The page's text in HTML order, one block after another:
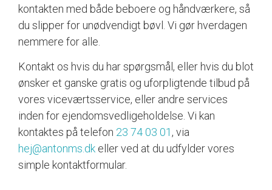
kontakten med både beboere og håndværkere, så
du slipper for unødvendigt bøvl. Vi gør hverdagen
nemmere for alle.
Kontakt os hvis du har spørgsmål, eller hvis du blot
ønsker et ganske gratis og uforpligtende tilbud på
vores viceværtsservice, eller andre services
inden for ejendomsvedligeholdelse. Vi kan
kontaktes på telefon 23 74 03 01, via
hej@antonms.dk eller ved at du udfylder vores
simple kontaktformular.